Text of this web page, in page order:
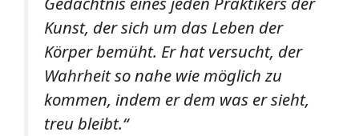
Kunst, der sich um das Leben der
Körper bemüht. Er hat versucht, der
Wahrheit so nahe wie möglich zu
kommen, indem er dem was er sieht,
treu bleibt.“